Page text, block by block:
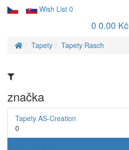
Wish List 0
0 0.00 Kč
Tapety Tapety Rasch
značka
Tapety AS-Creation
0